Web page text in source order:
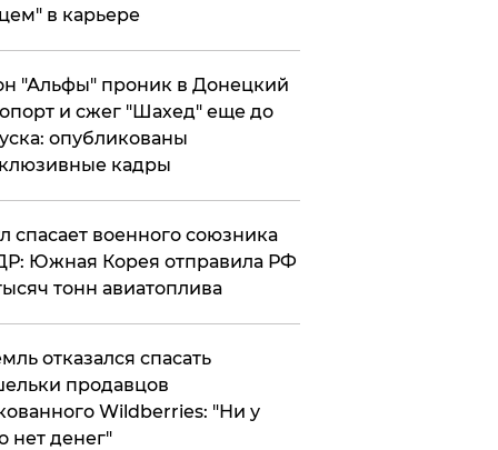
в карьере
"Альфы" проник в Донецкий
и сжег "Шахед" еще до
опубликованы
кадры
спасает военного союзника
Южная Корея отправила РФ
тонн авиатоплива
отказался спасать
продавцов
Wildberries: "Ни у
нет денег"